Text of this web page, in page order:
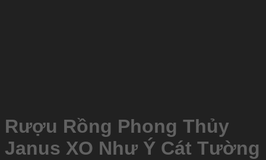
Rượu Rồng Phong Thủy
Janus XO Như Ý Cát Tường